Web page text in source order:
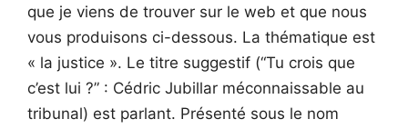
que je viens de trouver sur le web et que nous
vous produisons ci-dessous. La thématique est
« la justice ». Le titre suggestif (“Tu crois que
c’est lui ?” : Cédric Jubillar méconnaissable au
tribunal) est parlant. Présenté sous le nom